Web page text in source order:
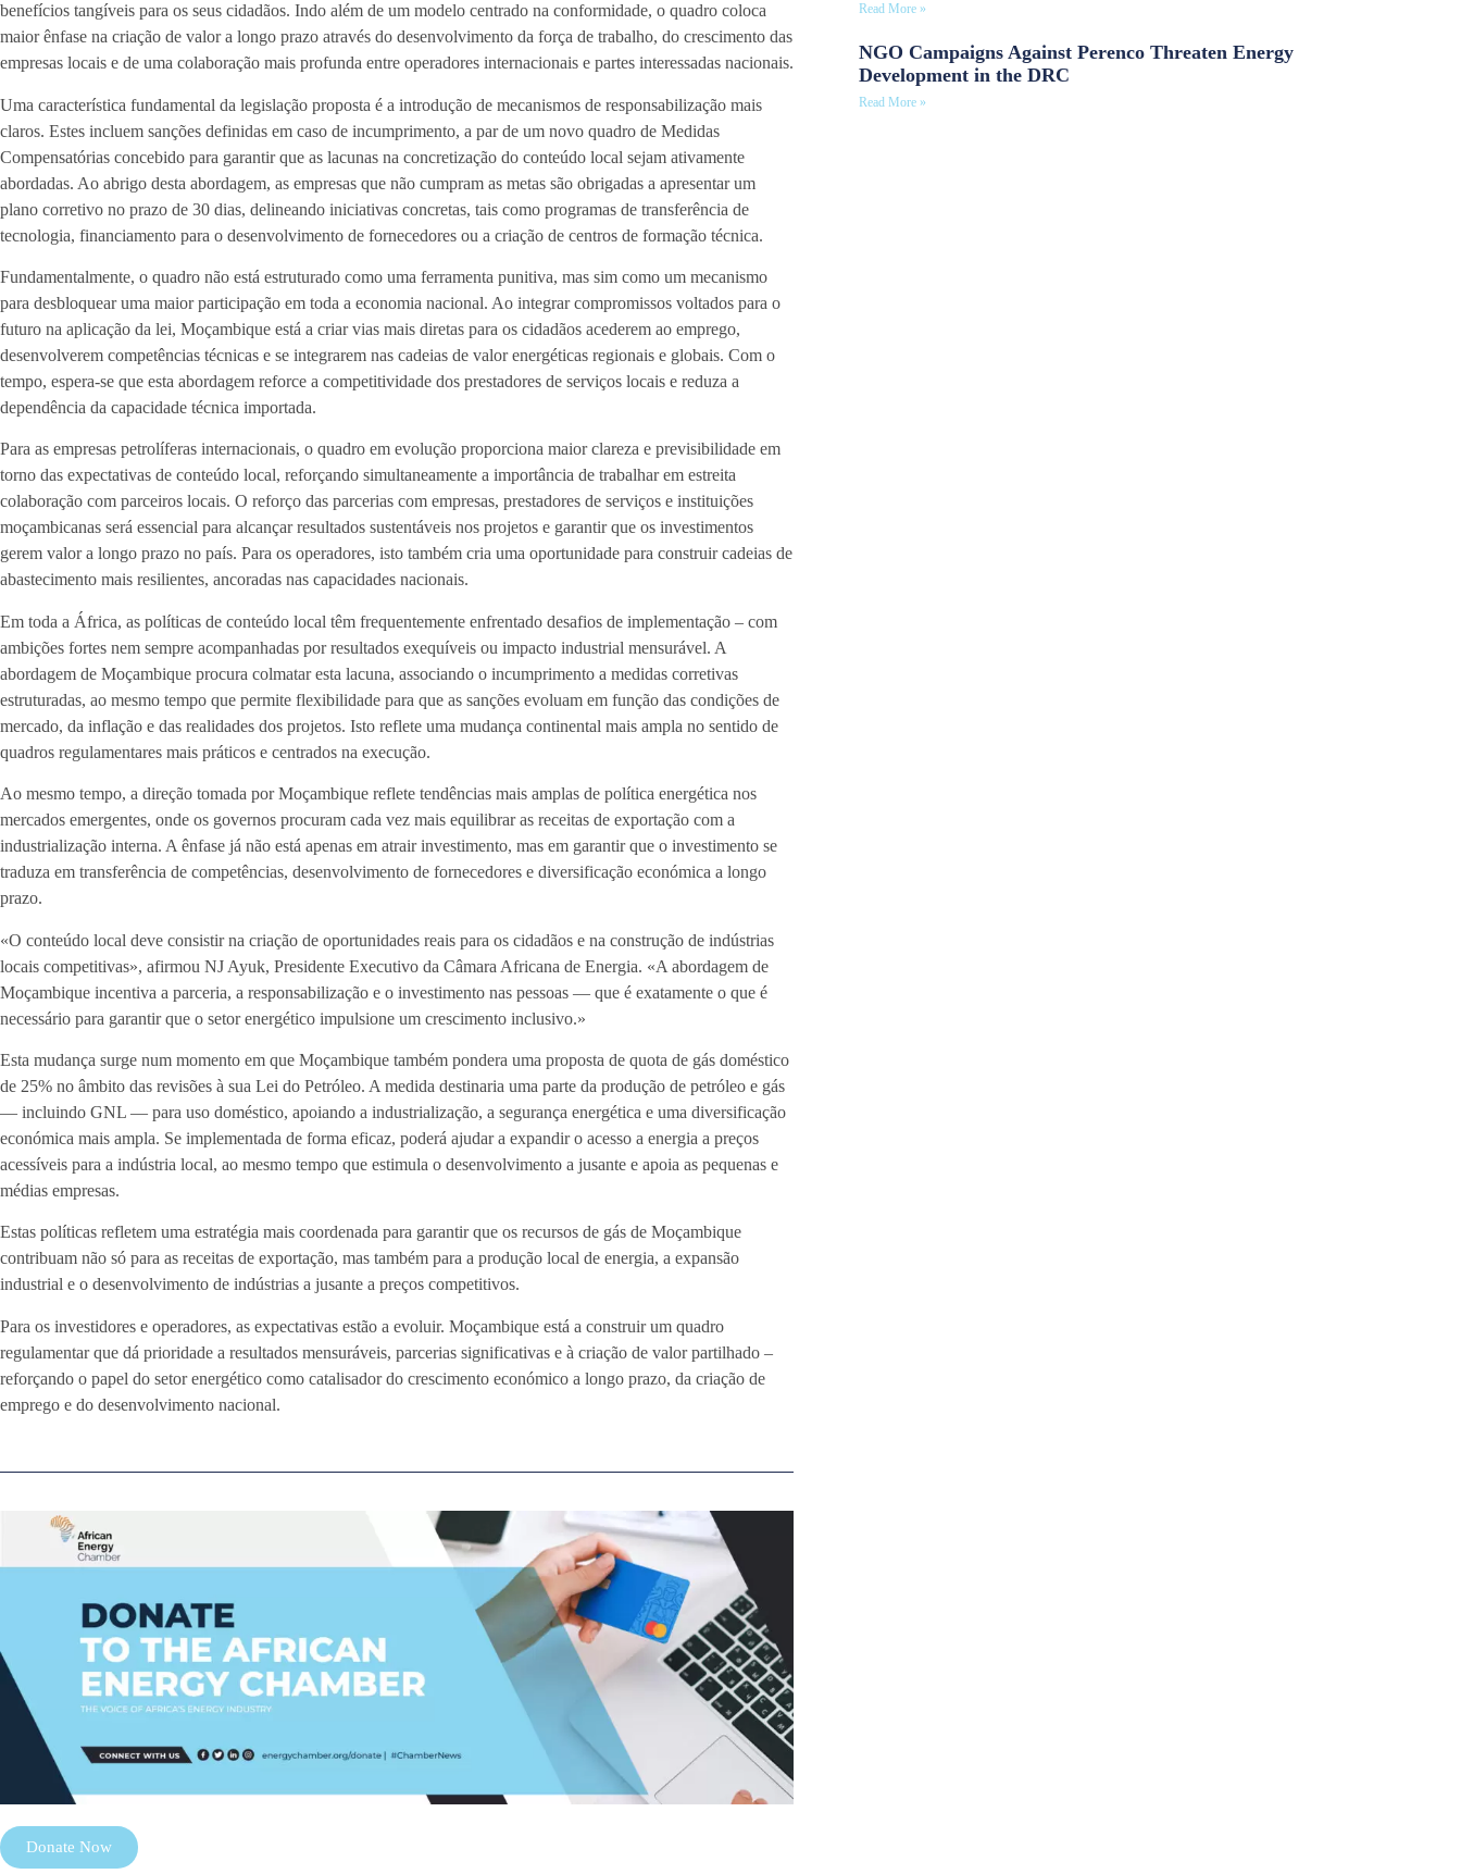
benefícios tangíveis para os seus cidadãos. Indo além de um modelo centrado na conformidade, o quadro coloca
maior ênfase na criação de valor a longo prazo através do desenvolvimento da força de trabalho, do crescimento das
empresas locais e de uma colaboração mais profunda entre operadores internacionais e partes interessadas nacionais.
Uma característica fundamental da legislação proposta é a introdução de mecanismos de responsabilização mais
claros. Estes incluem sanções definidas em caso de incumprimento, a par de um novo quadro de Medidas
Compensatórias concebido para garantir que as lacunas na concretização do conteúdo local sejam ativamente
abordadas. Ao abrigo desta abordagem, as empresas que não cumpram as metas são obrigadas a apresentar um
plano corretivo no prazo de 30 dias, delineando iniciativas concretas, tais como programas de transferência de
tecnologia, financiamento para o desenvolvimento de fornecedores ou a criação de centros de formação técnica.
Fundamentalmente, o quadro não está estruturado como uma ferramenta punitiva, mas sim como um mecanismo
para desbloquear uma maior participação em toda a economia nacional. Ao integrar compromissos voltados para o
futuro na aplicação da lei, Moçambique está a criar vias mais diretas para os cidadãos acederem ao emprego,
desenvolverem competências técnicas e se integrarem nas cadeias de valor energéticas regionais e globais. Com o
tempo, espera-se que esta abordagem reforce a competitividade dos prestadores de serviços locais e reduza a
dependência da capacidade técnica importada.
Para as empresas petrolíferas internacionais, o quadro em evolução proporciona maior clareza e previsibilidade em
torno das expectativas de conteúdo local, reforçando simultaneamente a importância de trabalhar em estreita
colaboração com parceiros locais. O reforço das parcerias com empresas, prestadores de serviços e instituições
moçambicanas será essencial para alcançar resultados sustentáveis nos projetos e garantir que os investimentos
gerem valor a longo prazo no país. Para os operadores, isto também cria uma oportunidade para construir cadeias de
abastecimento mais resilientes, ancoradas nas capacidades nacionais.
Em toda a África, as políticas de conteúdo local têm frequentemente enfrentado desafios de implementação – com
ambições fortes nem sempre acompanhadas por resultados exequíveis ou impacto industrial mensurável. A
abordagem de Moçambique procura colmatar esta lacuna, associando o incumprimento a medidas corretivas
estruturadas, ao mesmo tempo que permite flexibilidade para que as sanções evoluam em função das condições de
mercado, da inflação e das realidades dos projetos. Isto reflete uma mudança continental mais ampla no sentido de
quadros regulamentares mais práticos e centrados na execução.
Ao mesmo tempo, a direção tomada por Moçambique reflete tendências mais amplas de política energética nos
mercados emergentes, onde os governos procuram cada vez mais equilibrar as receitas de exportação com a
industrialização interna. A ênfase já não está apenas em atrair investimento, mas em garantir que o investimento se
traduza em transferência de competências, desenvolvimento de fornecedores e diversificação económica a longo
prazo.
«O conteúdo local deve consistir na criação de oportunidades reais para os cidadãos e na construção de indústrias
locais competitivas», afirmou NJ Ayuk, Presidente Executivo da Câmara Africana de Energia. «A abordagem de
Moçambique incentiva a parceria, a responsabilização e o investimento nas pessoas — que é exatamente o que é
necessário para garantir que o setor energético impulsione um crescimento inclusivo.»
Esta mudança surge num momento em que Moçambique também pondera uma proposta de quota de gás doméstico
de 25% no âmbito das revisões à sua Lei do Petróleo. A medida destinaria uma parte da produção de petróleo e gás
— incluindo GNL — para uso doméstico, apoiando a industrialização, a segurança energética e uma diversificação
económica mais ampla. Se implementada de forma eficaz, poderá ajudar a expandir o acesso a energia a preços
acessíveis para a indústria local, ao mesmo tempo que estimula o desenvolvimento a jusante e apoia as pequenas e
médias empresas.
Estas políticas refletem uma estratégia mais coordenada para garantir que os recursos de gás de Moçambique
contribuam não só para as receitas de exportação, mas também para a produção local de energia, a expansão
industrial e o desenvolvimento de indústrias a jusante a preços competitivos.
Para os investidores e operadores, as expectativas estão a evoluir. Moçambique está a construir um quadro
regulamentar que dá prioridade a resultados mensuráveis, parcerias significativas e à criação de valor partilhado –
reforçando o papel do setor energético como catalisador do crescimento económico a longo prazo, da criação de
emprego e do desenvolvimento nacional.
Donate Now
Read More »
NGO Campaigns Against Perenco Threaten Energy
Development in the DRC
Read More »